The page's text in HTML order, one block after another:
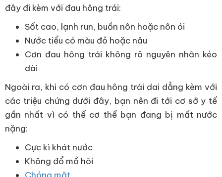
đây đi kèm với đau hông trái:
Sốt cao, lạnh run, buồn nôn hoặc nôn ói
Nước tiểu có màu đỏ hoặc nâu
Cơn đau hông trái không rõ nguyên nhân kéo
dài
Ngoài ra, khi có cơn đau hông trái dai dẳng kèm với
các triệu chứng dưới đây, bạn nên đi tới cơ sở y tế
gần nhất vì có thể cơ thể bạn đang bị mất nước
nặng:
Cực kì khát nước
Không đổ mồ hôi
Chóng mặt